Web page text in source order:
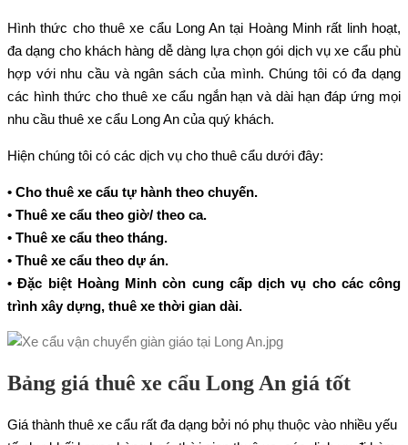
Hình thức cho thuê xe cẩu Long An tại Hoàng Minh rất linh hoạt,
đa dạng cho khách hàng dễ dàng lựa chọn gói dịch vụ xe cẩu phù
hợp với nhu cầu và ngân sách của mình. Chúng tôi có đa dạng
các hình thức cho thuê xe cẩu ngắn hạn và dài hạn đáp ứng mọi
nhu cầu thuê xe cẩu Long An của quý khách.
Hiện chúng tôi có các dịch vụ cho thuê cẩu dưới đây:
• Cho thuê xe cẩu tự hành theo chuyến.
• Thuê xe cẩu theo giờ/ theo ca.
• Thuê xe cẩu theo tháng.
• Thuê xe cẩu theo dự án.
• Đặc biệt Hoàng Minh còn cung cấp dịch vụ cho các công
trình xây dựng, thuê xe thời gian dài.
Bảng giá thuê xe cẩu Long An giá tốt
Giá thành thuê xe cẩu rất đa dạng bởi nó phụ thuộc vào nhiều yếu